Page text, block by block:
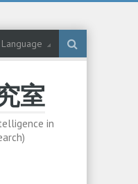
室
in